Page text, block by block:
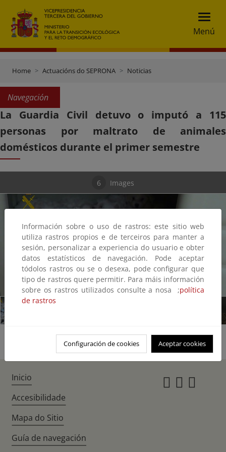
Menú
Home Actuacións do SEPRONA Noticias
Navegación
La Guardia Civil detuvo o imputó a 115
personas por maltrato de animales
domésticos durante el primer semestre
6 Images
1/6
Información sobre o uso de rastros: este sitio web
utiliza rastros propios e de terceiros para manter a
sesión, personalizar a experiencia do usuario e obter
datos estatísticos de navegación. Pode aceptar
tódolos rastros ou se o desexa, pode configurar que
tipo de rastros quere permitir. Para máis información
sobre os rastros utilizados consulte a nosa ;política
de rastros
Configuración de cookies Aceptar cookies
Inicio
Accesibilidade
Mapa do Sitio
Guía de navegación